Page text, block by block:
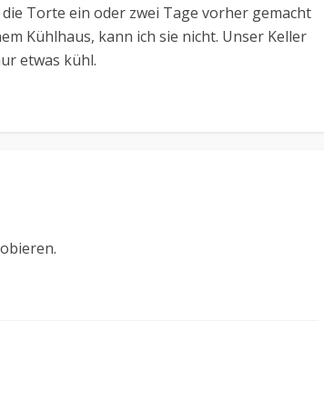
die Torte ein oder zwei Tage vorher gemacht
Kühlhaus, kann ich sie nicht. Unser Keller
etwas kühl.